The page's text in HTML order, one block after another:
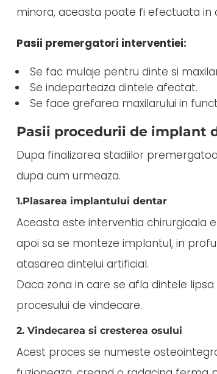
minora, aceasta poate fi efectuata
Pasii premergatori interventiei:
Se fac mulaje pentru dinte si
Se indeparteaza dintele afectat.
Se face grefarea maxilarului in
Pasii procedurii de implant
Dupa finalizarea stadiilor
dupa cum urmeaza.
1.Plasarea implantului dentar
Aceasta este interventia chirurgicala
apoi sa se monteze implantul, in
atasarea dintelui artificial.
Daca zona in care se afla dintele
procesului de vindecare.
2. Vindecarea si cresterea osului
Acest proces se numeste